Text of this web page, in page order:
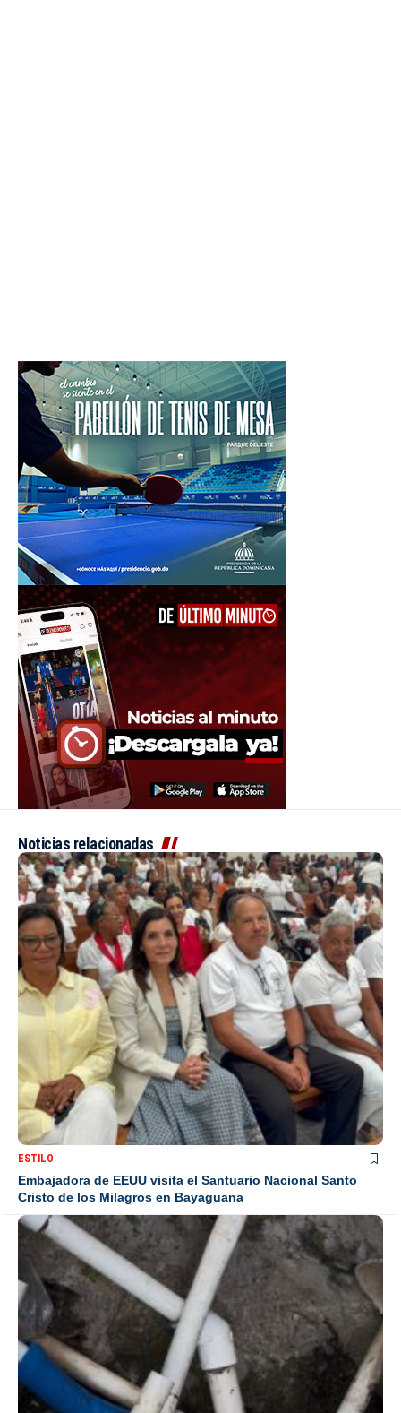
Noticias relacionadas
ESTILO
Embajadora de EEUU visita el Santuario Nacional Santo
Cristo de los Milagros en Bayaguana